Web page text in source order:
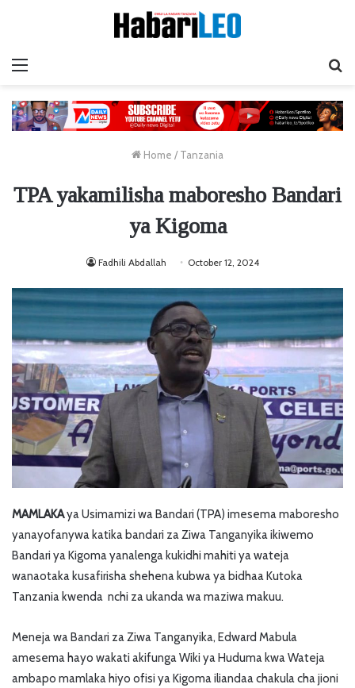
Home / Tanzania
TPA yakamilisha maboresho Bandari
ya Kigoma
Fadhili Abdallah October 12, 2024
MAMLAKAya Usimamizi wa Bandari (TPA) imesema maboresho
yanayofanywa katika bandari za Ziwa Tanganyika ikiwemo
Bandari ya Kigoma yanalenga kukidhi mahiti ya wateja
wanaotaka kusafirisha shehena kubwa ya bidhaa Kutoka
Tanzania kwenda nchi za ukanda wa maziwa makuu.
Meneja wa Bandari za Ziwa Tanganyika, Edward Mabula
amesema hayo wakati akifunga Wiki ya Huduma kwa Wateja
ambapo mamlaka hiyo ofisi ya Kigoma iliandaa chakula cha jioni